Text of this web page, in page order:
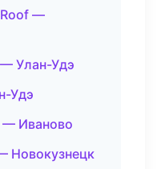
Roof —
Улан-Удэ
Удэ
— Иваново
Новокузнецк